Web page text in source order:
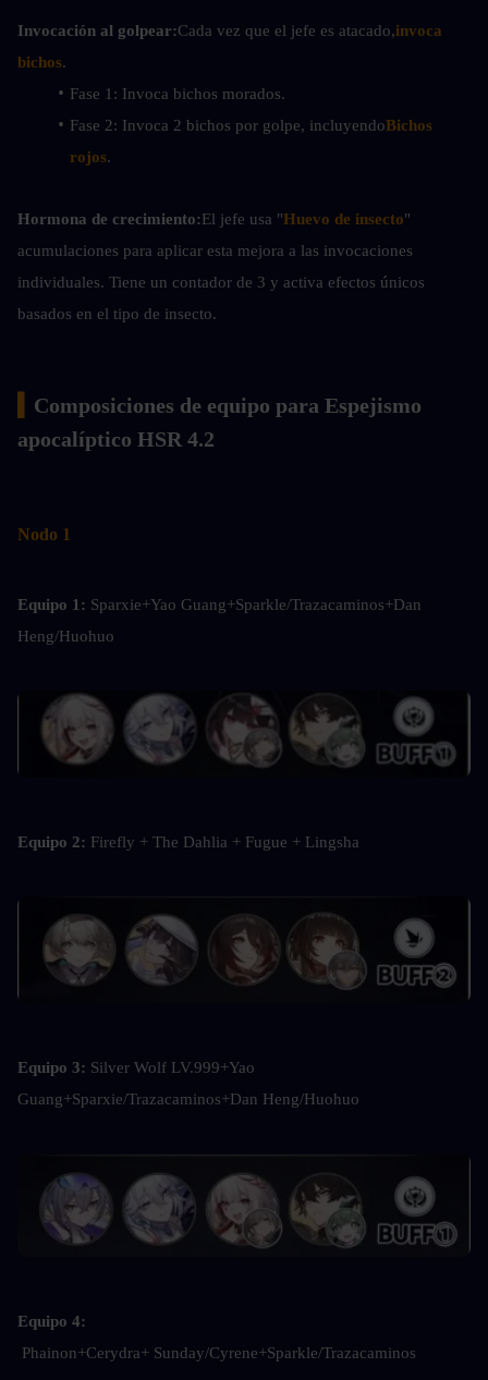
Invocación al golpear:Cada vez que el jefe es atacado,invoca
bichos.
Fase 1: Invoca bichos morados.
Fase 2: Invoca 2 bichos por golpe, incluyendoBichos
rojos.
Hormona de crecimiento:El jefe usa "Huevo de insecto"
acumulaciones para aplicar esta mejora a las invocaciones
individuales. Tiene un contador de 3 y activa efectos únicos
basados en el tipo de insecto.
Composiciones de equipo para Espejismo
apocalíptico HSR 4.2
Nodo 1
Equipo 1: Sparxie+Yao Guang+Sparkle/Trazacaminos+Dan
Heng/Huohuo
Equipo 2: Firefly + The Dahlia + Fugue + Lingsha
Equipo 3: Silver Wolf LV.999+Yao
Guang+Sparxie/Trazacaminos+Dan Heng/Huohuo
Equipo 4:
Phainon+Cerydra+ Sunday/Cyrene+Sparkle/Trazacaminos